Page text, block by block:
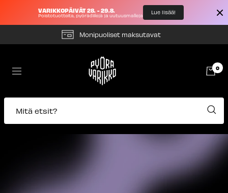
VARIKKOPÄIVÄT 28. - 29.8.
Poistotuotteita, pyörädiilejä ja uutuusmalleja
Lue lisää!
Monipuoliset maksutavat
Navigaatio
Pyörävarikko
0
Mitä etsit?